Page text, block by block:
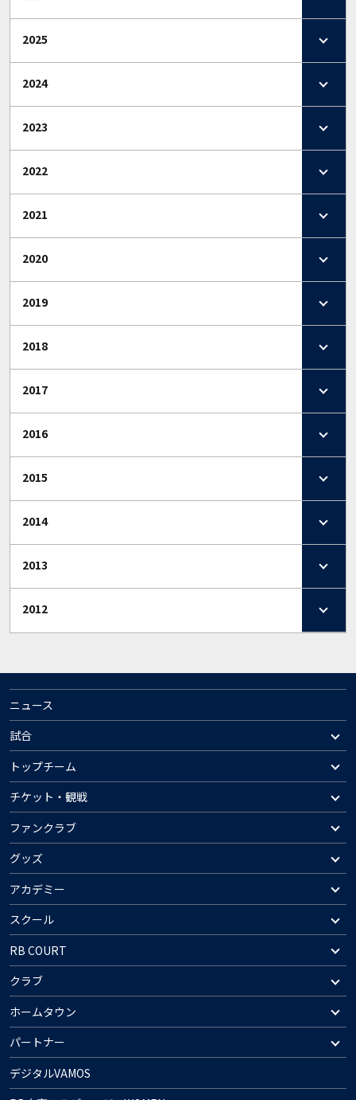
2025
2024
2023
2022
2021
2020
2019
2018
2017
2016
2015
2014
2013
2012
ニュース
試合
トップチーム
チケット・観戦
ファンクラブ
グッズ
アカデミー
スクール
RB COURT
クラブ
ホームタウン
パートナー
デジタルVAMOS